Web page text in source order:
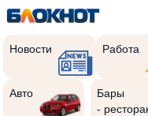
Новости Работа
Авто
Бары
-